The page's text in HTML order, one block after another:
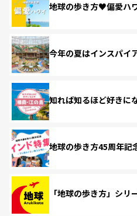
地球の歩き方♥偏愛ハ
今年の夏はインスパイ
知れば知るほど好きに
地球の歩き方45周年記
「地球の歩き方」シリ